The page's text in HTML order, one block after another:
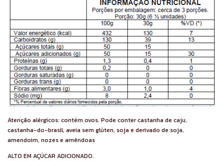
Atenção alérgicos: contém ovos. Pode conter castanha de caju,
castanha-do-brasil, aveia sem glúten, soja e derivado de soja,
amendoim, nozes e amêndoas
ALTO EM AÇÚCAR ADICIONADO.